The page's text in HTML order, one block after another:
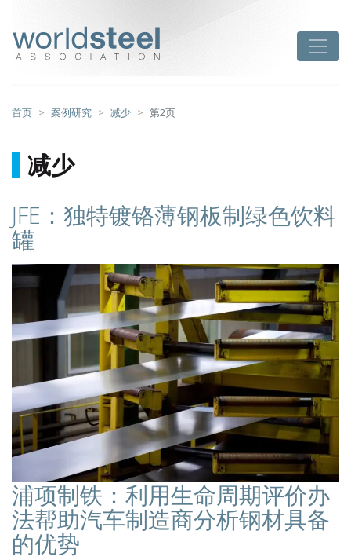
首页 案例研究 减少 第2页
减少
JFE：独特镀铬薄钢板制绿色饮料
罐
浦项制铁：利用生命周期评价办
法帮助汽车制造商分析钢材具备
的优势